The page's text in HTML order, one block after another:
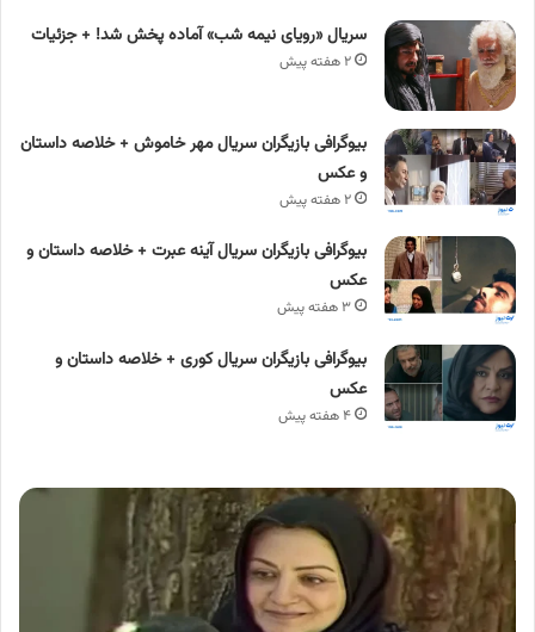
سریال «رویای نیمه شب» آماده پخش شد! + جزئیات
۲ هفته پیش
بیوگرافی بازیگران سریال مهر خاموش + خلاصه داستان
و عکس
۲ هفته پیش
بیوگرافی بازیگران سریال آینه عبرت + خلاصه داستان و
عکس
۳ هفته پیش
بیوگرافی بازیگران سریال کوری + خلاصه داستان و
عکس
۴ هفته پیش